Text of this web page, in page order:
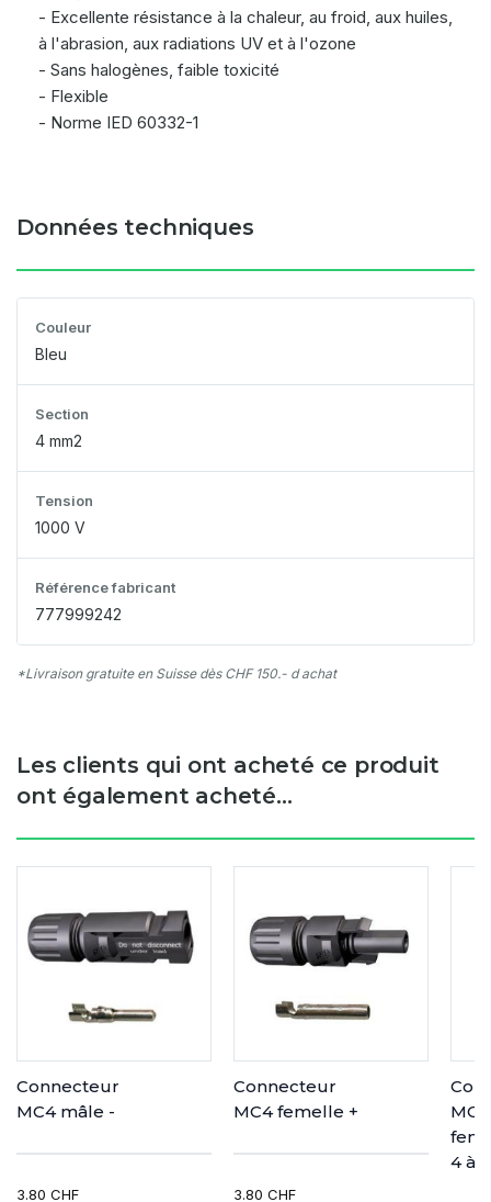
- Excellente résistance à la chaleur, au froid, aux huiles,
à l'abrasion, aux radiations UV et à l'ozone
- Sans halogènes, faible toxicité
- Flexible
- Norme IED 60332-1
Données techniques
Couleur
Bleu
Section
4 mm2
Tension
1000 V
Référence fabricant
777999242
*Livraison gratuite en Suisse dès CHF 150.- d achat
Les clients qui ont acheté ce produit
ont également acheté...
Connecteur
MC4 mâle -
3.80 CHF
Connecteur
MC4 femelle +
3.80 CHF
4 à